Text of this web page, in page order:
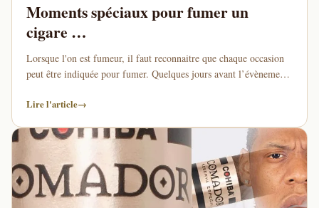
Moments spéciaux pour fumer un
cigare …
Lorsque l'on est fumeur, il faut reconnaitre que chaque occasion
peut être indiquée pour fumer. Quelques jours avant l’évènement,
Lire l'article→